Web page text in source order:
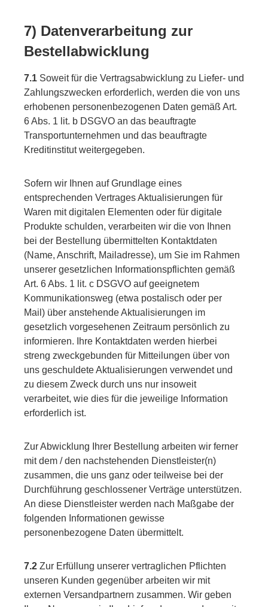
7) Datenverarbeitung zur
Bestellabwicklung
7.1 Soweit für die Vertragsabwicklung zu Liefer- und
Zahlungszwecken erforderlich, werden die von uns
erhobenen personenbezogenen Daten gemäß Art.
6 Abs. 1 lit. b DSGVO an das beauftragte
Transportunternehmen und das beauftragte
Kreditinstitut weitergegeben.
Sofern wir Ihnen auf Grundlage eines
entsprechenden Vertrages Aktualisierungen für
Waren mit digitalen Elementen oder für digitale
Produkte schulden, verarbeiten wir die von Ihnen
bei der Bestellung übermittelten Kontaktdaten
(Name, Anschrift, Mailadresse), um Sie im Rahmen
unserer gesetzlichen Informationspflichten gemäß
Art. 6 Abs. 1 lit. c DSGVO auf geeignetem
Kommunikationsweg (etwa postalisch oder per
Mail) über anstehende Aktualisierungen im
gesetzlich vorgesehenen Zeitraum persönlich zu
informieren. Ihre Kontaktdaten werden hierbei
streng zweckgebunden für Mitteilungen über von
uns geschuldete Aktualisierungen verwendet und
zu diesem Zweck durch uns nur insoweit
verarbeitet, wie dies für die jeweilige Information
erforderlich ist.
Zur Abwicklung Ihrer Bestellung arbeiten wir ferner
mit dem / den nachstehenden Dienstleister(n)
zusammen, die uns ganz oder teilweise bei der
Durchführung geschlossener Verträge unterstützen.
An diese Dienstleister werden nach Maßgabe der
folgenden Informationen gewisse
personenbezogene Daten übermittelt.
7.2 Zur Erfüllung unserer vertraglichen Pflichten
unseren Kunden gegenüber arbeiten wir mit
externen Versandpartnern zusammen. Wir geben